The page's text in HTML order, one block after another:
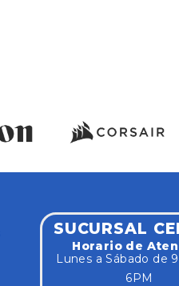
SUCURSAL
Horario de
Lunes a Sábado de
6PM